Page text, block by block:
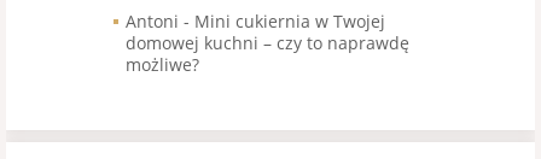
Antoni - Mini cukiernia w Twojej
domowej kuchni – czy to naprawdę
możliwe?